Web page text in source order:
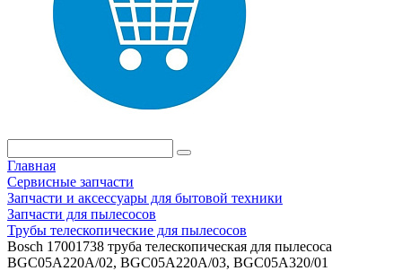
Главная
Сервисные запчасти
Запчасти и аксессуары для бытовой техники
Запчасти для пылесосов
Трубы телескопические для пылесосов
Bosch 17001738 труба телескопическая для пылесоса
BGC05A220A/02, BGC05A220A/03, BGC05A320/01